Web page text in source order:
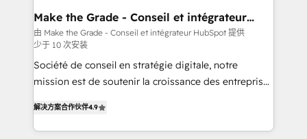
avec un engagement total, alignant processus
métiers et technologie, et guidant vos équipes à
travers le changement, tout en centrant vos objectifs
d’entreprise. Grâce à une méthodologie éprouvée
auprès de plus de 400 clients, nous comprenons
HubSpot dans votre organisation. Pour toute
question technique ou besoin de structuration de
Make the Grade - Conseil et intégrateur
HubSpot
由 Make the Grade - Conseil et intégrateur HubSpot 提供
少于 10 次安装
Société de conseil en stratégie digitale, notre
mission est de soutenir la croissance des entreprises
l'intégration CRM et le développement des revenus
auprès de vos comptes existants. En France et à
解决方案合作伙伴4.9